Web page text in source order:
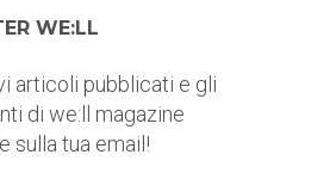
WE:LL
articoli pubblicati e gli
di we:ll magazine
sulla tua email!